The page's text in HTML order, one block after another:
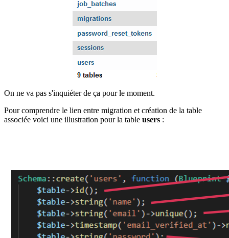
On ne va pas s'inquiéter de ça pour le moment.
Pour comprendre le lien entre migration et création de la table
associée voici une illustration pour la table users :